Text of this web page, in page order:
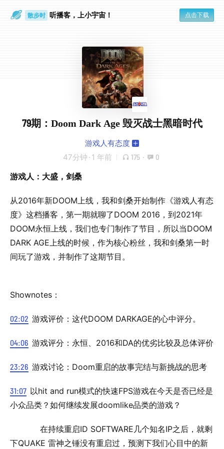
散步时 听播客，上小宇宙！ 点击下载
79期：Doom Dark Age 毁灭战士黑暗时代
游戏人有态度
47分钟 · 1 年前 175 · 0
游戏人：大盛，剑桑
从2016年新DOOM上线，我和剑桑开始制作《游戏人有态
度》这档播客，第一期就聊了DOOM 2016，到2021年
DOOM永恒上线，我们也专门制作了节目，所以当DOOM
DARK AGE上线的时候，作为核心粉丝，我和剑桑第一时
间玩了游戏，并制作了这期节目。
Shownotes：
02:02 游戏评价：这代DOOM DARKAGE的心中评分。
04:06 游戏评分：永恒、2016和DA的优劣比较及总体评价
23:26 游戏讨论：Doom重启的故事完结与新挑战的思考
31:07 以hit and run模式的快速FPS游戏在今天是否已经是
小众品类？如何继续发展doomlike品类的游戏？
在持续重启ID SOFTWARE几个知名IP之后，就剩
下QUAKE 雷神之锤没有重启过，预测下我们心目中的新